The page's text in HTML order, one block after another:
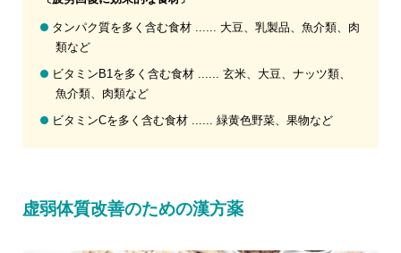
タンパク質を多く含む食材 ...... 大豆、乳製品、魚介類、肉
類など
ビタミンB1を多く含む食材 ...... 玄米、大豆、ナッツ類、
魚介類、肉類など
ビタミンCを多く含む食材 ...... 緑黄色野菜、果物など
虚弱体質改善のための漢方薬